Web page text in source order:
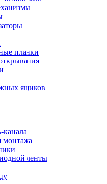
планки
ящиков
канала
монтажа
ленты